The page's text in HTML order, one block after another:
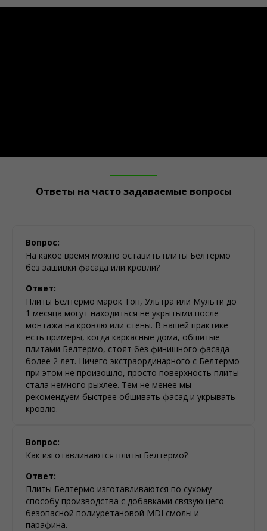
Ответы на часто задаваемые вопросы
Вопрос:
На какое время можно оставить плиты Белтермо
без зашивки фасада или кровли?
Ответ:
Плиты Белтермо марок Топ, Ультра или Мульти до
1 месяца могут находиться не укрытыми после
монтажа на кровлю или стены. В нашей практике
есть примеры, когда каркасные дома, обшитые
плитами Белтермо, стоят без финишного фасада
более 2 лет. Ничего экстраординарного с Белтермо
при этом не произошло, просто поверхность плиты
стала немного рыхлее. Тем не менее мы
рекомендуем быстрее обшивать фасад и укрывать
кровлю.
Вопрос:
Как изготавливаются плиты Белтермо?
Ответ:
Плиты Белтермо изготавливаются по сухому
способу производства с добавками связующего
безопасной полиуретановой MDI смолы и
парафина.